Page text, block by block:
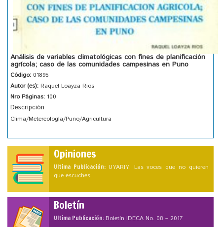
Análisis de variables climatológicas con fines de planificación
agrícola; caso de las comunidades campesinas en Puno
Código: 01895
Autor (es): Raquel Loayza Rios
Nro Páginas: 100
Descripción
Clima/Metereología/Puno/Agricultura
Opiniones
Ultima Publicación: UYARIY: Las voces que no quieren
que escuches
Boletín
Ultima Publicación:Boletín IDECA No. 08 – 2017